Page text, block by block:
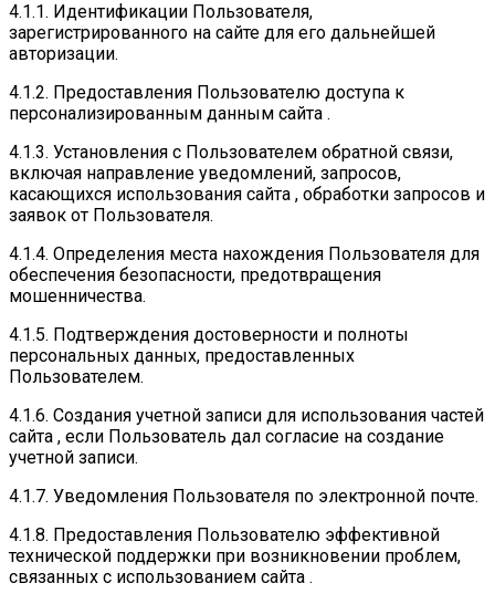
4.1.1. Идентификации Пользователя,
зарегистрированного на сайте для его дальнейшей
авторизации.
4.1.2. Предоставления Пользователю доступа к
персонализированным данным сайта .
4.1.3. Установления с Пользователем обратной связи,
включая направление уведомлений, запросов,
касающихся использования сайта , обработки запросов и
заявок от Пользователя.
4.1.4. Определения места нахождения Пользователя для
обеспечения безопасности, предотвращения
мошенничества.
4.1.5. Подтверждения достоверности и полноты
персональных данных, предоставленных
Пользователем.
4.1.6. Создания учетной записи для использования частей
сайта , если Пользователь дал согласие на создание
учетной записи.
4.1.7. Уведомления Пользователя по электронной почте.
4.1.8. Предоставления Пользователю эффективной
технической поддержки при возникновении проблем,
связанных с использованием сайта .